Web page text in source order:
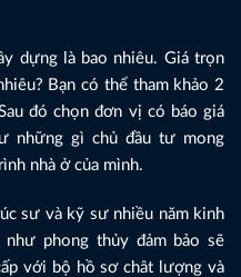
dựng là bao nhiêu. Giá trọn
Bạn có thể tham khảo 2
đó chọn đơn vị có báo giá
những gì chủ đầu tư mong
nhà ở của mình.
sư và kỹ sư nhiều năm kinh
như phong thủy đảm bảo sẽ
với bộ hồ sơ chât lượng và